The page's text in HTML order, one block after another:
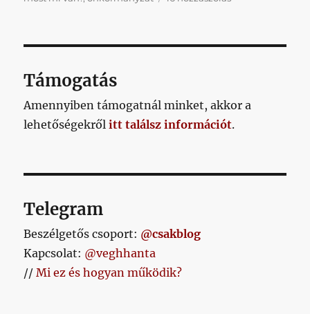
építésével
Támogatás
Amennyiben támogatnál minket, akkor a
lehetőségekrőlitt találsz információt.
Telegram
Beszélgetős csoport: @csakblog
Kapcsolat: @veghhanta
//Mi ez és hogyan működik?